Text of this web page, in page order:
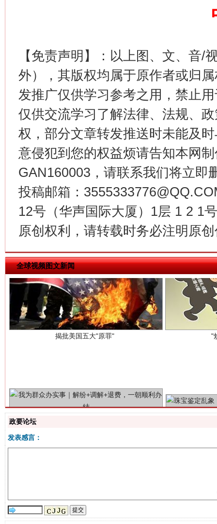
【免责声明】：以上图、文、音/
外），其版权均属于原作者或归
发推广仅供学习参考之用，禁止
仅供交流学习了解法律、法规、
权，部分文章转发推送时未能及
意侵犯到您的权益烦请告知本网
GAN160003，请联系我们将立即
投稿邮箱：
12号（华声国际大厦）1层 1 2 1
原创权利，请转载时务必注明原
全球视频图文新闻
“刷贴”乱象丛生
揭批美国五大"原罪" "
政要论坛
发表感言：